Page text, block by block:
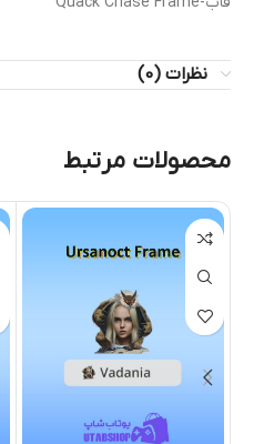
نظرات (0)
محصولات مرتبط